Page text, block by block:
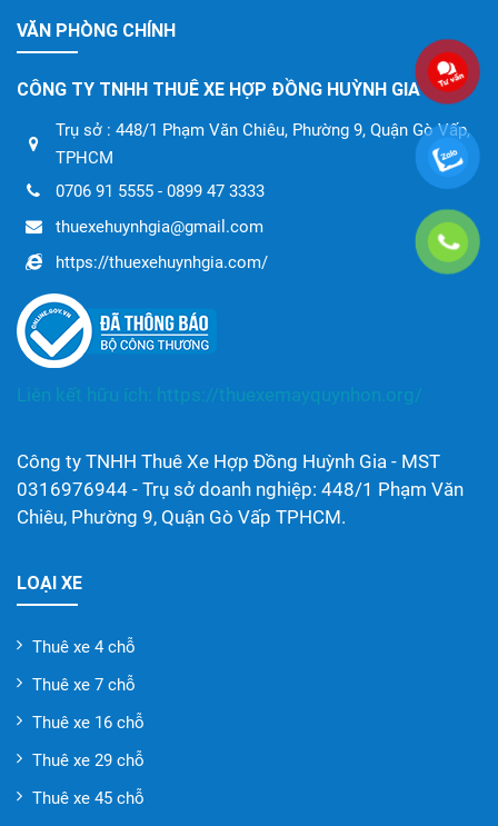
VĂN PHÒNG CHÍNH
CÔNG TY TNHH THUÊ XE HỢP ĐỒNG HUỲNH GIA
Trụ sở : 448/1 Phạm Văn Chiêu, Phường 9, Quận Gò Vấp,
TPHCM
0706 91 5555 - 0899 47 3333
thuexehuynhgia@gmail.com
https://thuexehuynhgia.com/
Liên kết hữu ích: https://thuexemayquynhon.org/
Công ty TNHH Thuê Xe Hợp Đồng Huỳnh Gia - MST
0316976944 - Trụ sở doanh nghiệp: 448/1 Phạm Văn
Chiêu, Phường 9, Quận Gò Vấp TPHCM.
LOẠI XE
Thuê xe 4 chỗ
Thuê xe 7 chỗ
Thuê xe 16 chỗ
Thuê xe 29 chỗ
Thuê xe 45 chỗ